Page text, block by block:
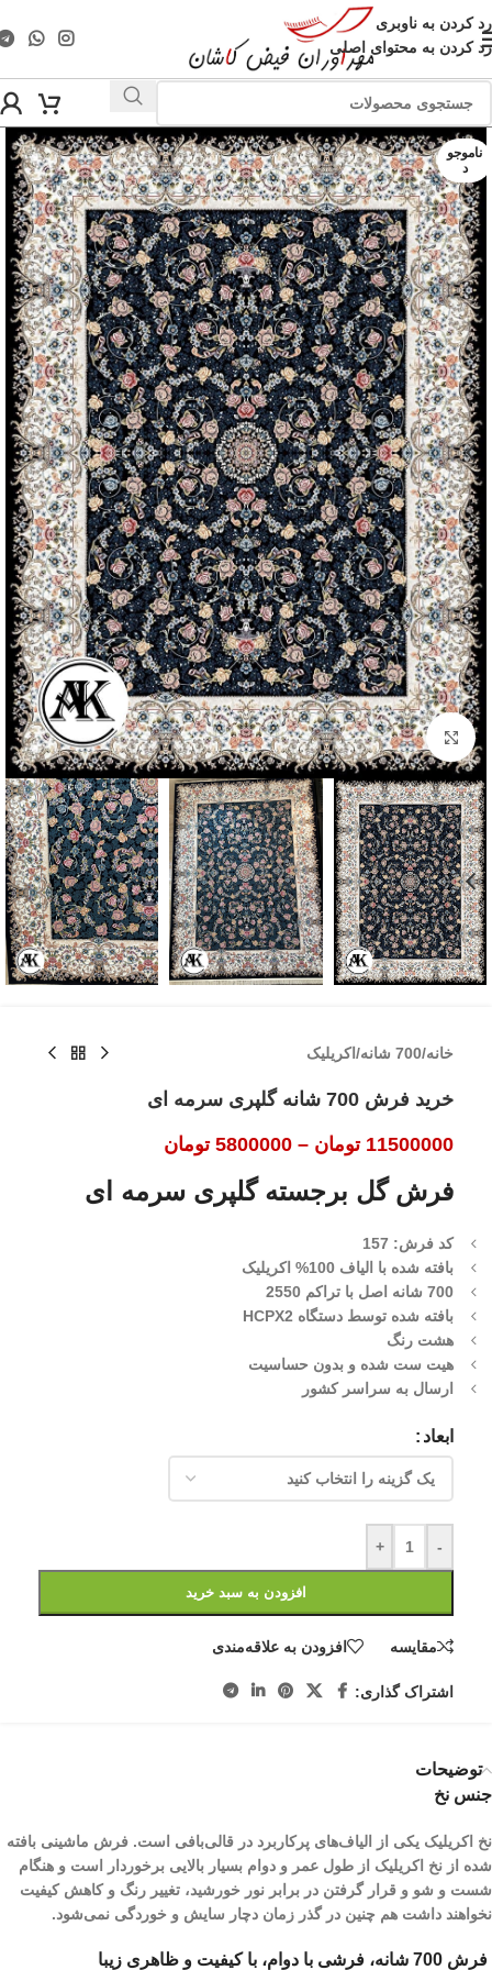
رد کردن به ناوبری
رد کردن به محتوای اصلی
ناموجو
د
بزرگنمایی تصویر
خانه/700 شانه /اکریلیک
خرید فرش 700 شانه گلپری سرمه ای
11500000 تومان –
5800000 تومان
فرش گل برجسته گلپری سرمه ای
کد فرش: 157
بافته شده با الیاف 100% اکریلیک
700 شانه اصل با تراکم 2550
بافته شده توسط دستگاه HCPX2
هشت رنگ
هیت ست شده و بدون حساسیت
ارسال به سراسر کشور
ابعاد
-
+
افزودن به سبد خرید
مقایسه افزودن به علاقه‌مندی
اشتراک گذاری:
توضیحات
جنس نخ
نخ اکریلیک یکی از الیاف­‌های پرکاربرد در قالی‌بافی است. فرش ماشینی بافته
شده از نخ اکریلیک از طول عمر و دوام بسیار بالایی برخوردار است و هنگام
شست و شو و قرار گرفتن در برابر نور خورشید، تغییر رنگ و کاهش کیفیت
نخواهند داشت هم چنین در گذر زمان دچار سایش و خوردگی نمی‌شود.
فرش 700 شانه، فرشی با دوام، با کیفیت و ظاهری زیبا